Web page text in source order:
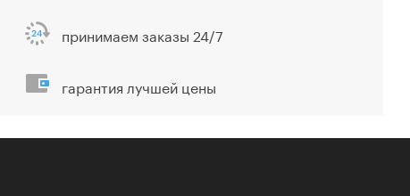
принимаем заказы 24/7
гарантия лучшей цены